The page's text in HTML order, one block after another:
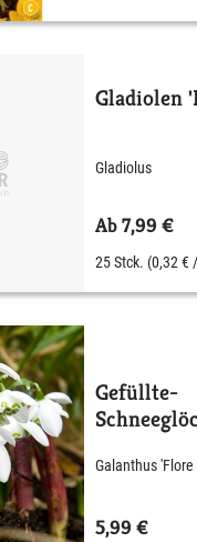
Gladiolen
Gladiolus
Ab 7,99 €
25 Stck. (0,32 €
Gefüllte-
Galanthus 'Flore
5,99 €